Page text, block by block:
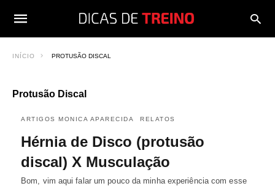
INÍCIO PROTUSÃO DISCAL
Protusão Discal
ARTIGOS MONICA APARECIDA RELATOS
Hérnia de Disco (protusão
discal) X Musculação
Bom, vim aqui falar um pouco da minha experiência com esse